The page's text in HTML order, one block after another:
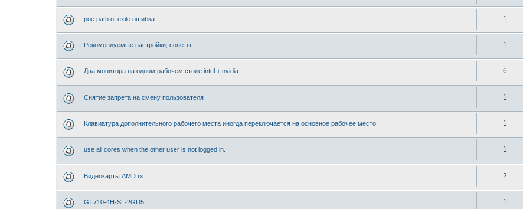
poe path of exile ошибка 1
Рекомендуемые настройки, советы 1
Два монитора на одном рабочем столе intel + nvidia 6
Снятие запрета на смену пользователя 1
Клавиатура дополнительного рабочего места иногда переключается на основное рабочее место 1
use all cores when the other user is not logged in. 1
Видеокарты AMD rx 2
GT710-4H-SL-2GD5 1